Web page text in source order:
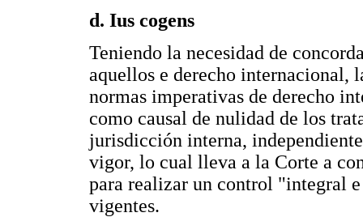
d. Ius cogens
Teniendo la necesidad de
aquellos e derecho internacional,
normas imperativas de derecho
como causal de nulidad de los
jurisdicción interna,
vigor, lo cual lleva a la Corte a
para realizar un control "integral
vigentes.